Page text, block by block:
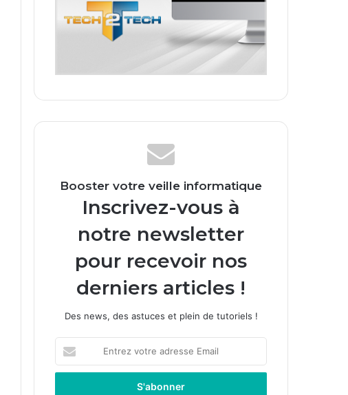
Booster votre veille informatique
Inscrivez-vous à
notre newsletter
pour recevoir nos
derniers articles !
Des news, des astuces et plein de tutoriels !
t